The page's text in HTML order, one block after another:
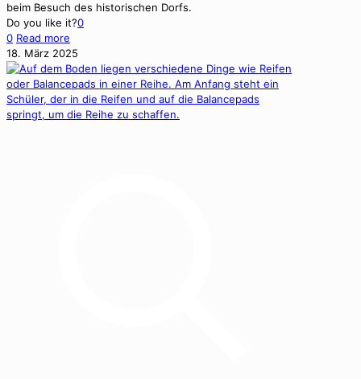
beim Besuch des his­torischen Dorfs.
Do you like it?0
0 Read more
18. März 2025